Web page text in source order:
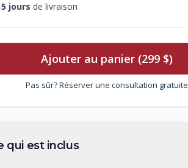
5 joursde livraison
Ajouter au panier (299 $)
Pas sûr? Réserver une consultation gratuite
qui est inclus